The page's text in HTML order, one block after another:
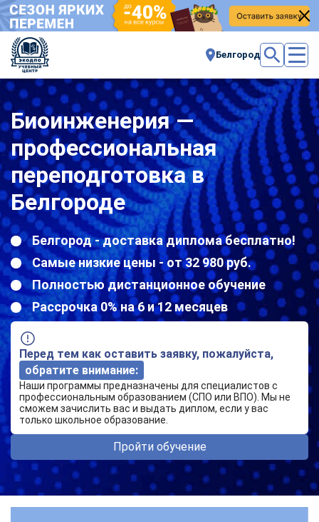
Белгород
Биоинженерия —
профессиональная
переподготовка в
Белгороде
Белгород - доставка диплома бесплатно!
Самые низкие цены - от 32 980 руб.
Полностью дистанционное обучение
Рассрочка 0% на 6 и 12 месяцев
Перед тем как оставить заявку, пожалуйста,
обратите внимание:
Наши программы предназначены для специалистов с
профессиональным образованием (СПО или ВПО). Мы не
сможем зачислить вас и выдать диплом, если у вас
только школьное образование.
Пройти обучение